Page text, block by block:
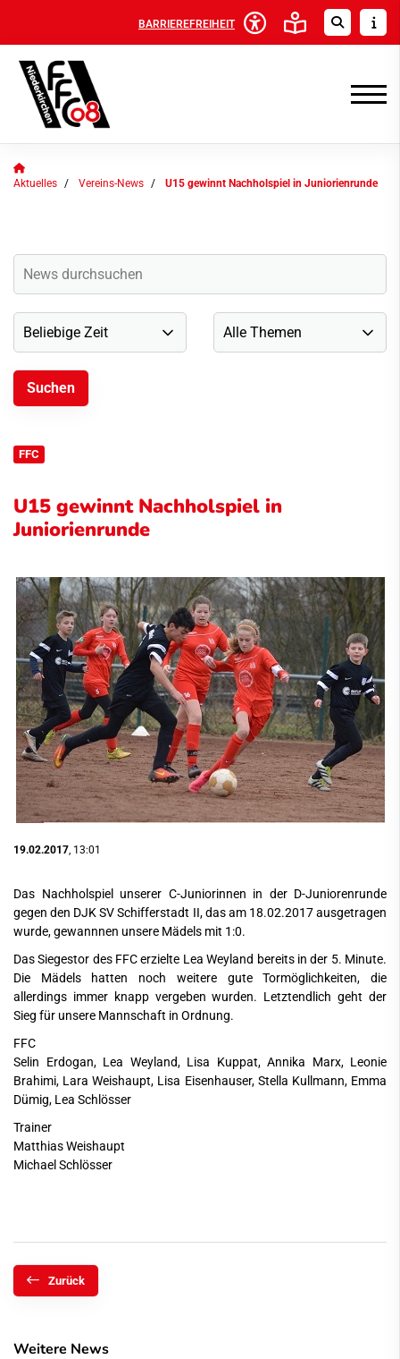
BARRIEREFREIHEIT
Aktuelles Vereins-News U15 gewinnt Nachholspiel in Juniorienrunde
FFC
U15 gewinnt Nachholspiel in
Juniorienrunde
19.02.2017, 13:01
Das Nachholspiel unserer C-Juniorinnen in der D-Juniorenrunde
gegen den DJK SV Schifferstadt II, das am 18.02.2017 ausgetragen
wurde, gewannnen unsere Mädels mit 1:0.
Das Siegestor des FFC erzielte Lea Weyland bereits in der 5. Minute.
Die Mädels hatten noch weitere gute Tormöglichkeiten, die
allerdings immer knapp vergeben wurden. Letztendlich geht der
Sieg für unsere Mannschaft in Ordnung.
FFC
Selin Erdogan, Lea Weyland, Lisa Kuppat, Annika Marx, Leonie
Brahimi, Lara Weishaupt, Lisa Eisenhauser, Stella Kullmann, Emma
Dümig, Lea Schlösser
Trainer
Matthias Weishaupt
Michael Schlösser
Zurück
Weitere News